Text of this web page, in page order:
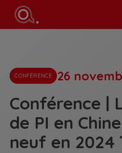
CONFÉRENCE 26
Conférence |
de PI en
neuf en 2024